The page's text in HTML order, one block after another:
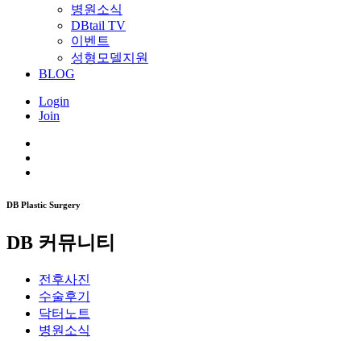
병원소식
DBtail TV
이벤트
성형모델지원
BLOG
Login
Join
DB Plastic Surgery
DB 커뮤니티
전후사진
수술후기
닥터노트
병원소식